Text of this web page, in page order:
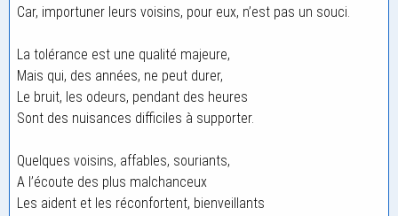
Car, importuner leurs voisins, pour eux, n’est pas un souci.
La tolérance est une qualité majeure,
Mais qui, des années, ne peut durer,
Le bruit, les odeurs, pendant des heures
Sont des nuisances difficiles à supporter.
Quelques voisins, affables, souriants,
A l’écoute des plus malchanceux
Les aident et les réconfortent, bienveillants